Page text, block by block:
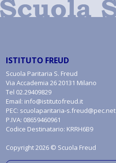
ISTITUTO FREUD
Scuola Paritaria S. Freud
Via Accademia 26 20131 Milano
Tel 02.29409829
Email: info@istitutofreud.it
PEC: scuolaparitaria-s.freud@pec.net
P.IVA: 08659460961
Codice Destinatario: KRRH6B9
Copyright 2026 © Scuola Freud